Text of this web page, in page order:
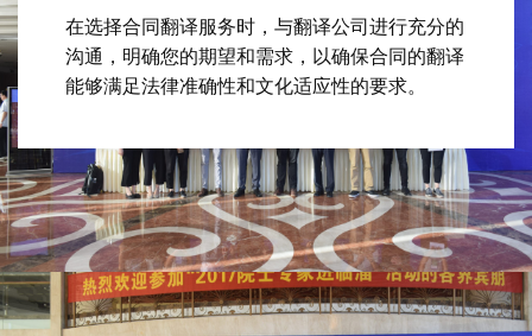
在选择合同翻译服务时，与翻译公司进行充分的
沟通，明确您的期望和需求，以确保合同的翻译
能够满足法律准确性和文化适应性的要求。